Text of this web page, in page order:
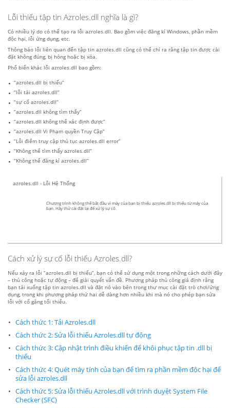
Lỗi thiếu tập tin Azroles.dll nghĩa là gì?
Có nhiều lý do có thể tạo ra lỗi azroles.dll. Bao gồm việc đăng kí Windows, phần mềm
độc hại, lỗi ứng dụng, etc.
Thông báo lỗi liên quan đến tập tin azroles.dll cũng có thể chỉ ra rằng tập tin được cài
đặt không đúng, bị hỏng hoặc bị xóa.
Phổ biến khác lỗi azroles.dll bao gồm:
“azroles.dll bị thiếu”
“lỗi tải azroles.dll”
“sự cố azroles.dll”
“azroles.dll không tìm thấy”
“azroles.dll không thể xác định được”
“azroles.dll Vi Phạm quyền Truy Cập”
“Lỗi điểm truy cập thủ tục azroles.dll error”
“Không thể tìm thấy azroles.dll”
“Không thể đăng kí azroles.dll”
azroles.dll - Lỗi Hệ Thống
Chương trình không thể bắt đầu vì máy của bạn bị thiếu azroles.dll bị thiếu từ máy của
bạn. Hãy thử cài đặt lại để xử lý sự cố.
Cách xử lý sự cố lỗi thiếu Azroles.dll?
Nếu xảy ra lỗi “azroles.dll bị thiếu”, bạn có thể sử dụng một trong những cách dưới đây
– thủ công hoặc tự động – để giải quyết vấn đề. Phương pháp thủ công giả định rằng
bạn tải xuống tập tin azroles.dll và đặt nó vào bên trong thư mục cài đặt trò chơi/ứng
dụng, trong khi phương pháp thứ hai dễ dàng hơn nhiều khi mà nó cho phép bạn sửa
lỗi với cố gắng tối thiểu.
Cách thức 1: Tải Azroles.dll
Cách thức 2: Sửa lỗi thiếu Azroles.dll tự động
Cách thức 3: Cập nhật trình điều khiển để khôi phục tập tin .dll bị
thiếu
Cách thức 4: Quét máy tính của bạn để tìm ra phần mềm độc hại để
sửa lỗi azroles.dll
Cách thức 5: Sửa lỗi thiếu Azroles.dll với trình duyệt System File
Checker (SFC)